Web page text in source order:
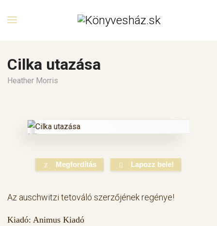
Cilka utazása
Heather Morris
Megfordítás Lapozz bele!
Az auschwitzi tetováló szerzőjének regénye!
Kiadó: Animus Kiadó